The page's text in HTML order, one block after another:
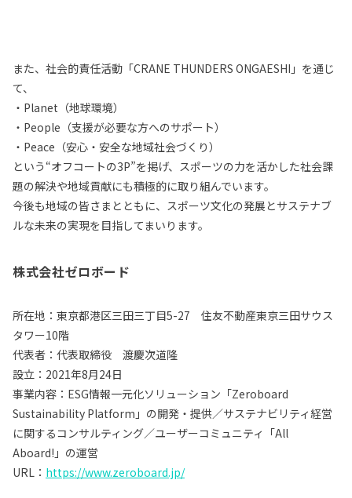
また、社会的責任活動「CRANE THUNDERS ONGAESHI」を通じ
て、
・Planet（地球環境）
・People（支援が必要な方へのサポート）
・Peace（安心・安全な地域社会づくり）
という“オフコートの3P”を掲げ、スポーツの力を活かした社会課
題の解決や地域貢献にも積極的に取り組んでいます。
今後も地域の皆さまとともに、スポーツ文化の発展とサステナブ
ルな未来の実現を目指してまいります。
株式会社ゼロボード
所在地：東京都港区三田三丁目5-27 住友不動産東京三田サウス
タワー10階
代表者：代表取締役 渡慶次道隆
設立：2021年8月24日
事業内容：ESG情報一元化ソリューション「Zeroboard
Sustainability Platform」の開発・提供／サステナビリティ経営
に関するコンサルティング／ユーザーコミュニティ「All
Aboard!」の運営
URL： https://www.zeroboard.jp/